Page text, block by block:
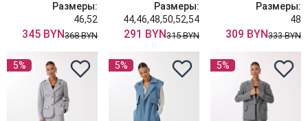
Размеры:
46,52
345 BYN368 BYN
Размеры:
44,46,48,50,52,54
291 BYN315 BYN
Размеры:
48
309 BYN333 BYN
5% 5% 5%